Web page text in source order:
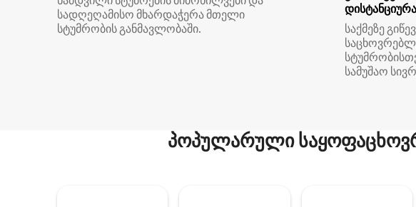
სადღეღამისო მხარდაჭერა მთელი
სტუმრობის განმავლობაში.
საქმეზე
სამუშაო
პოპულარული